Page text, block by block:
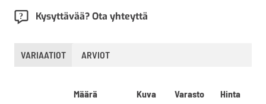
Kysyttävää? Ota yhteyttä
VARIAATIOT ARVIOT
Määrä Kuva Varasto Hinta